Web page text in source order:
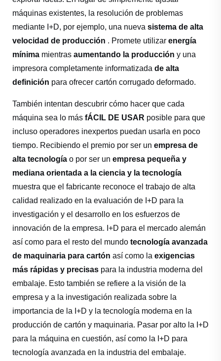
máquinas existentes, la resolución de problemas
mediante I+D, por ejemplo, una nueva sistema de alta
velocidad de producción . Promete utilizar energía
mínima mientras aumentando la producción y una
impresora completamente informatizada de alta
definición para ofrecer cartón corrugado deformado.
También intentan descubrir cómo hacer que cada
máquina sea lo más fÁCIL DE USAR posible para que
incluso operadores inexpertos puedan usarla en poco
tiempo. Recibiendo el premio por ser un empresa de
alta tecnología o por ser un empresa pequeña y
mediana orientada a la ciencia y la tecnología
muestra que el fabricante reconoce el trabajo de alta
calidad realizado en la evaluación de I+D para la
investigación y el desarrollo en los esfuerzos de
innovación de la empresa. I+D para el mercado alemán
así como para el resto del mundo tecnología avanzada
de maquinaria para cartón así como la exigencias
más rápidas y precisas para la industria moderna del
embalaje. Esto también se refiere a la visión de la
empresa y a la investigación realizada sobre la
importancia de la I+D y la tecnología moderna en la
producción de cartón y maquinaria. Pasar por alto la I+D
para la máquina en cuestión, así como la I+D para
tecnología avanzada en la industria del embalaje.